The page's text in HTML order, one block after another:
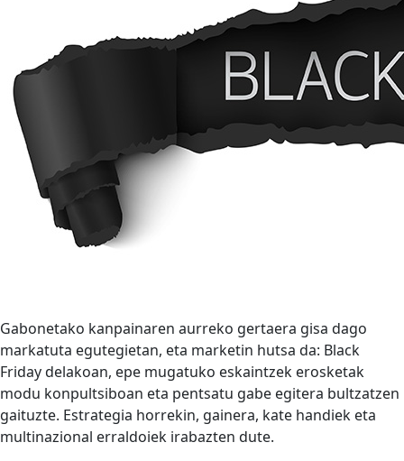
Gabonetako kanpainaren aurreko gertaera gisa dago
markatuta egutegietan, eta marketin hutsa da: Black
Friday delakoan, epe mugatuko eskaintzek erosketak
modu konpultsiboan eta pentsatu gabe egitera bultzatzen
gaituzte. Estrategia horrekin, gainera, kate handiek eta
multinazional erraldoiek irabazten dute.